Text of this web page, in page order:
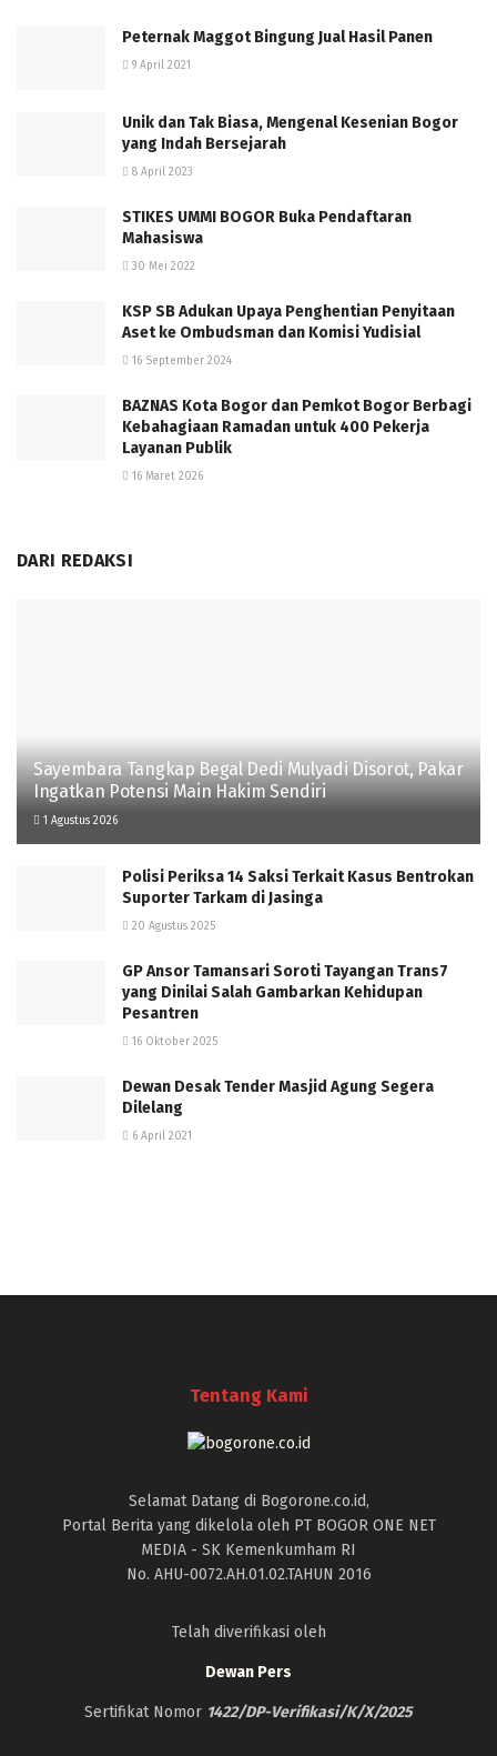
Peternak Maggot Bingung Jual Hasil Panen
9 April 2021
Unik dan Tak Biasa, Mengenal Kesenian Bogor
yang Indah Bersejarah
8 April 2023
STIKES UMMI BOGOR Buka Pendaftaran
Mahasiswa
30 Mei 2022
KSP SB Adukan Upaya Penghentian Penyitaan
Aset ke Ombudsman dan Komisi Yudisial
16 September 2024
BAZNAS Kota Bogor dan Pemkot Bogor Berbagi
Kebahagiaan Ramadan untuk 400 Pekerja
Layanan Publik
16 Maret 2026
DARI REDAKSI
Sayembara Tangkap Begal Dedi Mulyadi Disorot, Pakar
Ingatkan Potensi Main Hakim Sendiri
1 Agustus 2026
Polisi Periksa 14 Saksi Terkait Kasus Bentrokan
Suporter Tarkam di Jasinga
20 Agustus 2025
GP Ansor Tamansari Soroti Tayangan Trans7
yang Dinilai Salah Gambarkan Kehidupan
Pesantren
16 Oktober 2025
Dewan Desak Tender Masjid Agung Segera
Dilelang
6 April 2021
Tentang Kami
Selamat Datang di Bogorone.co.id,
Portal Berita yang dikelola oleh PT BOGOR ONE NET
MEDIA - SK Kemenkumham RI
No. AHU-0072.AH.01.02.TAHUN 2016
Telah diverifikasi oleh
Dewan Pers
Sertifikat Nomor 1422/DP-Verifikasi/K/X/2025